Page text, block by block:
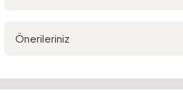
Soru Sor
Önerileriniz